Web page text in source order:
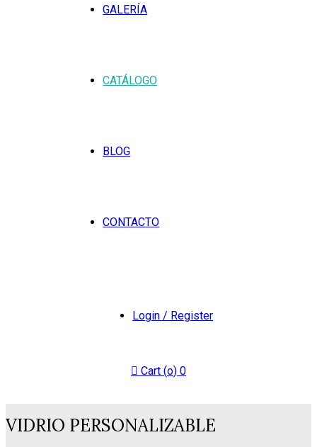
GALERÍA
CATÁLOGO
BLOG
CONTACTO
Login / Register
Cart (o) 0
VIDRIO PERSONALIZABLE